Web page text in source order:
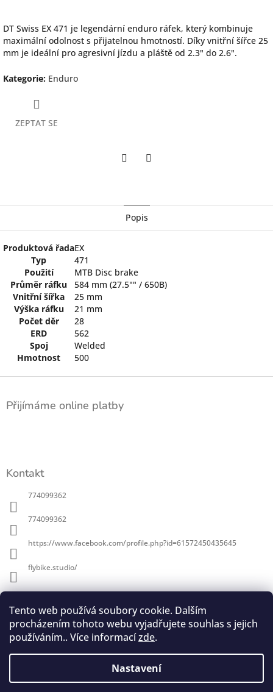
Tento web používá soubory cookie. Dalším
procházením tohoto webu vyjadřujete souhlas s jejich
používáním.. Více informacízde.
Nastavení
DT Swiss EX 471 je legendární enduro ráfek, který kombinuje
maximální odolnost s přijatelnou hmotností. Díky vnitřní šířce 25
mm je ideální pro agresivní jízdu a pláště od 2.3" do 2.6".
Kategorie: Enduro
ZEPTAT SE
Popis
Produktová řadaEX
Typ
471
Použití
MTB Disc brake
Průměr ráfku
584 mm (27.5"" / 650B)
Vnitřní šířka
25 mm
Výška ráfku
21 mm
Počet děr
28
ERD
562
Spoj
Welded
Hmotnost
500
Z
Přijímáme online platby
Kontakt
774099362
774099362
https://www.facebook.com/profile.php?id=61572450435645
flybike.studio/
Informace pro vás
O Flybike
Obchodní podmínky
Podmínky ochrany osobních údajů